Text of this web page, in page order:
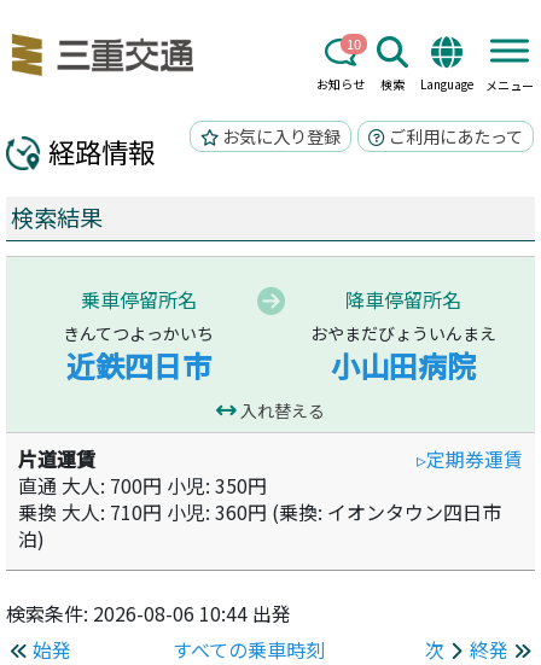
お知らせ
10
検索 Language メニュー
経路情報 お気に入り登録 ご利用にあたって
検索結果
乗車停留所名
きんてつよっかいち
近鉄四日市
降車停留所名
おやまだびょういんまえ
小山田病院
入れ替える
▹定期券運賃
片道運賃
直通 大人: 700円 小児: 350円
乗換 大人: 710円 小児: 360円 (乗換: イオンタウン四日市
泊)
検索条件: 2026-08-06 10:44 出発
始発
すべての乗車時刻 終発
次